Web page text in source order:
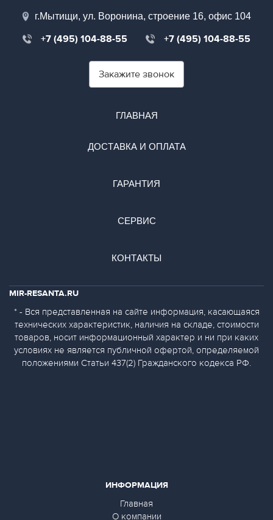
г.Мытищи, ул. Воронина, строение 16, офис 104
+7 (495) 104-88-55 +7 (495) 104-88-55
Закажите звонок
ГЛАВНАЯ
ДОСТАВКА И ОПЛАТА
ГАРАНТИЯ
СЕРВИС
КОНТАКТЫ
ИНФОРМАЦИЯ
Главная
О компании
MIR-RESANTA.RU
* - Вся представленная на сайте информация, касающаяся
технических характеристик, наличия на складе, стоимости
товаров, носит информационный характер и ни при каких
условиях не является публичной офертой, определяемой
положениями Статьи 437(2) Гражданского кодекса РФ.